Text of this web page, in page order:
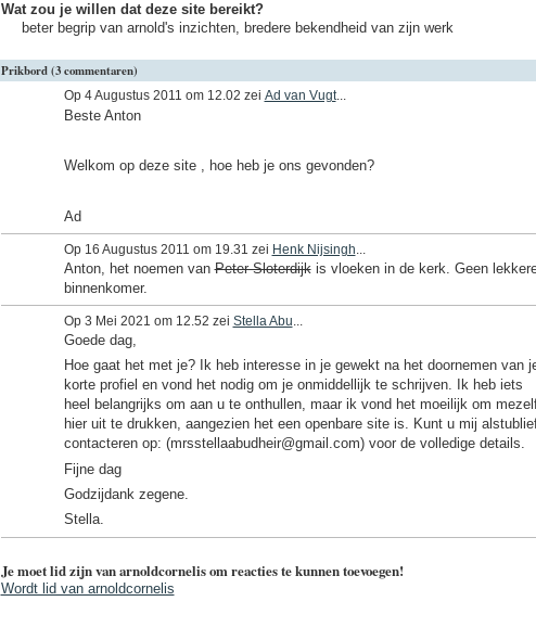
Wat zou je willen dat deze site bereikt?
beter begrip van arnold's inzichten, bredere bekendheid van zijn werk
Prikbord (3 commentaren)
Op 4 Augustus 2011 om 12.02 zei Ad van Vugt...
Beste Anton
Welkom op deze site , hoe heb je ons gevonden?
Ad
Op 16 Augustus 2011 om 19.31 zei Henk Nijsingh
Anton, het noemen vanPeter Sloterdijkis vloeken in de kerk. Geen
binnenkomer.
Op 3 Mei 2021 om 12.52 zei Stella Abu...
Goede dag,
Hoe gaat het met je? Ik heb interesse in je gewekt na het doornemen van
korte profiel en vond het nodig om je onmiddellijk te schrijven. Ik heb iets
heel belangrijks om aan u te onthullen, maar ik vond het moeilijk om
hier uit te drukken, aangezien het een openbare site is. Kunt u mij
contacteren op: (mrsstellaabudheir@gmail.com) voor de volledige details.
Fijne dag
Godzijdank zegene.
Stella.
Je moet lid zijn van arnoldcornelis om reacties te kunnen toevoegen!
Wordt lid van arnoldcornelis